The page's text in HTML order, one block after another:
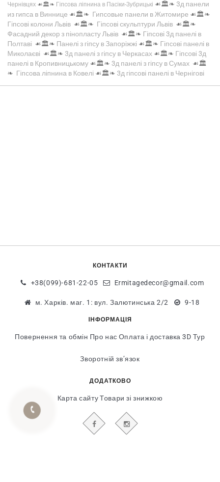
Чернівцях ☙🏛️❧ Гіпсова ліпнина в Пасіки-Зубрицькі ☙🏛️❧ 3д панели
из гипса в Виннице ☙🏛️❧ Гипсовые панели в Житомире ☙🏛️❧
Гіпсові колони Львів ☙🏛️❧ Гіпсові скульптури Львів ☙🏛️❧
Фасадний декор з пінопласту Львів ☙🏛️❧ Гіпсові 3д панелі в
Полтаві ☙🏛️❧ Панелі з гіпсу в Запоріжжі ☙🏛️❧ Гіпсові панелі в
Миколаєві ☙🏛️❧ 3д панелі з гіпсу в Черкасах ☙🏛️❧ Гіпсові 3д
панелі в Кропивницькому ☙🏛️❧ 3д панелі з гіпсу в Сумах ☙🏛️
❧ Гіпсова ліпнина в Ковелі ☙🏛️❧ 3д гіпсові панелі в Чернігові
КОНТАКТИ
+38(099)-681-22-05 Ermitagedecor@gmail.com
м. Харків. маг. 1: вул. Залютинська 2/2 9-18
ІНФОРМАЦІЯ
Повернення та обмін Про нас Оплата і доставка 3D Тур
Зворотній зв’язок
ДОДАТКОВО
Карта сайту Товари зі знижкою